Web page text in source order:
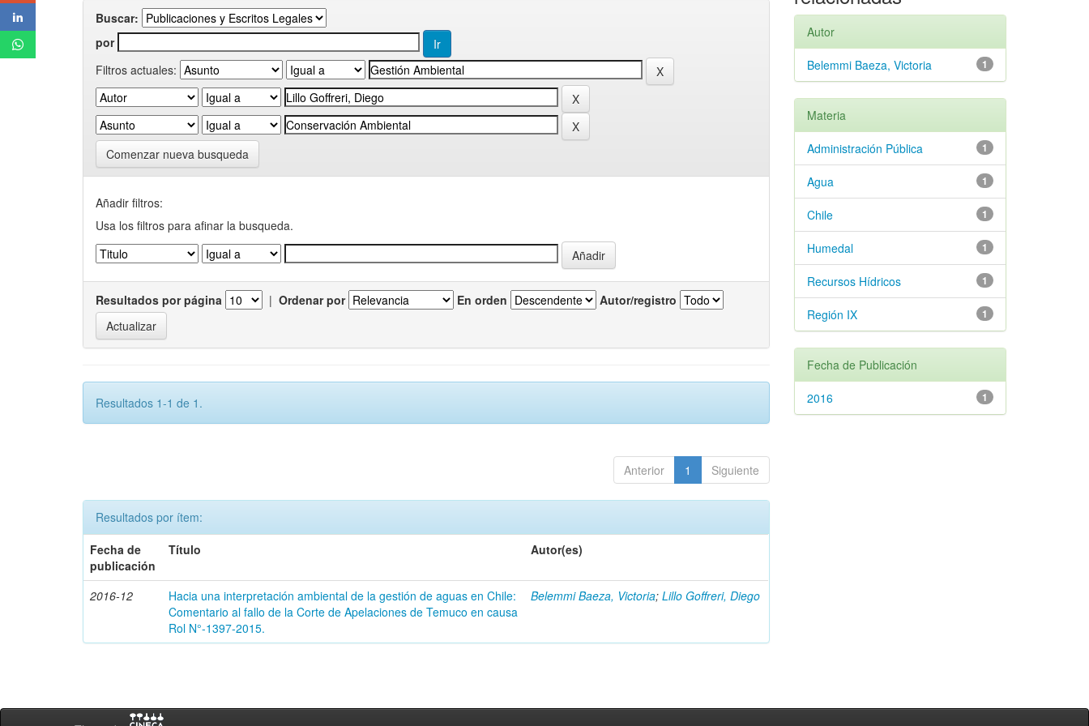
Buscar:
por
Filtros actuales:
Comenzar nueva busqueda
Añadir filtros:
Usa los filtros para afinar la busqueda.
Resultados por página | Ordenar por En orden Autor/registro
Resultados 1-1 de 1.
Anterior 1 Siguiente
Resultados por ítem:
Fecha de
publicación
Título Autor(es)
2016-12
Hacia una interpretación ambiental de la gestión de aguas en Chile:
Comentario al fallo de la Corte de Apelaciones de Temuco en causa
Rol N°-1397-2015.
Belemmi Baeza, Victoria; Lillo Goffreri, Diego
Autor
1
Belemmi Baeza, Victoria
Materia
1
Administración Pública
1
Agua
1
Chile
1
Humedal
1
Recursos Hídricos
1
Región IX
Fecha de Publicación
1
2016